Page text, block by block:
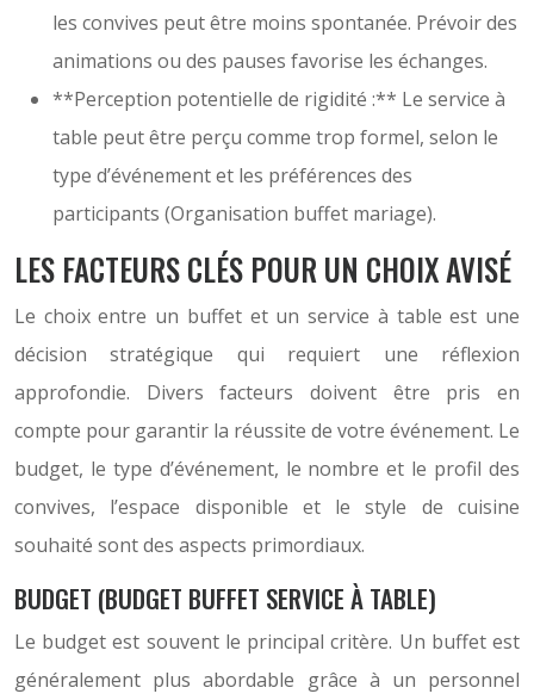
les convives peut être moins spontanée. Prévoir des
animations ou des pauses favorise les échanges.
**Perception potentielle de rigidité :** Le service à
table peut être perçu comme trop formel, selon le
type d’événement et les préférences des
participants (Organisation buffet mariage).
LES FACTEURS CLÉS POUR UN CHOIX AVISÉ
Le choix entre un buffet et un service à table est une
décision stratégique qui requiert une réflexion
approfondie. Divers facteurs doivent être pris en
compte pour garantir la réussite de votre événement. Le
budget, le type d’événement, le nombre et le profil des
convives, l’espace disponible et le style de cuisine
souhaité sont des aspects primordiaux.
BUDGET (BUDGET BUFFET SERVICE À TABLE)
Le budget est souvent le principal critère. Un buffet est
généralement plus abordable grâce à un personnel